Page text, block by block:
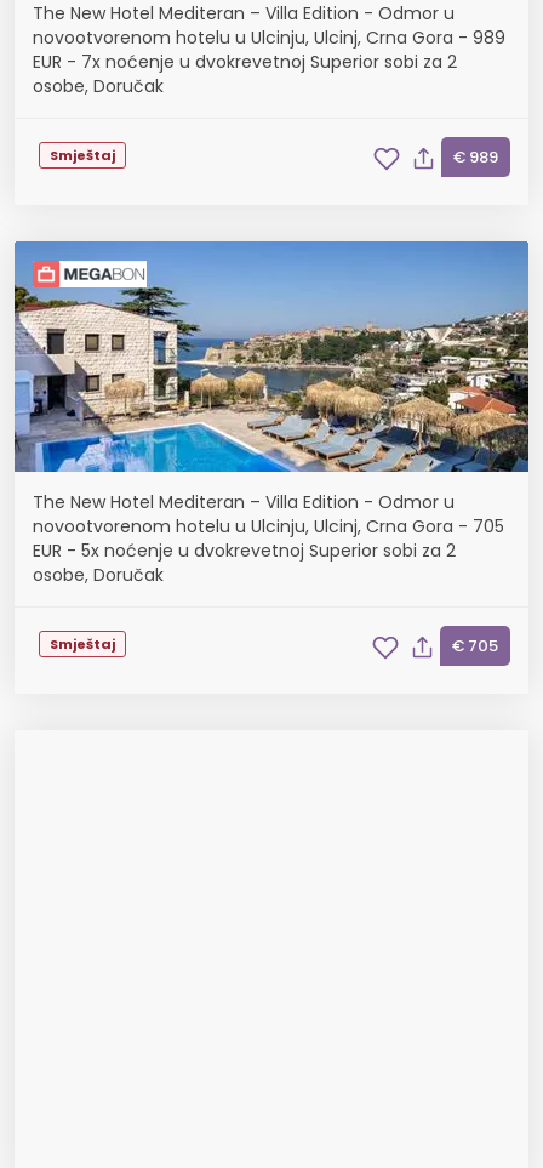
The New Hotel Mediteran – Villa Edition - Odmor u
novootvorenom hotelu u Ulcinju, Ulcinj, Crna Gora - 989
EUR - 7x noćenje u dvokrevetnoj Superior sobi za 2
osobe, Doručak
Smještaj € 989
The New Hotel Mediteran – Villa Edition - Odmor u
novootvorenom hotelu u Ulcinju, Ulcinj, Crna Gora - 705
EUR - 5x noćenje u dvokrevetnoj Superior sobi za 2
osobe, Doručak
Smještaj € 705